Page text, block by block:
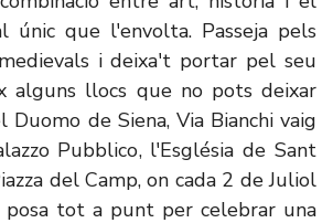
únic que l'envolta. Passeja pels
i deixa't portar pel seu
alguns llocs que no pots deixar
Duomo de Siena, Via Bianchi vaig
Pubblico, l'Església de Sant
del Camp, on cada 2 de Juliol
tot a punt per celebrar una